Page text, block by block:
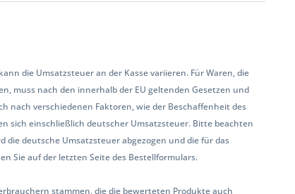
die Umsatzsteuer an der Kasse variieren. Für Waren, die
muss nach den innerhalb der EU geltenden Gesetzen und
nach verschiedenen Faktoren, wie der Beschaffenheit des
sich einschließlich deutscher Umsatzsteuer. Bitte beachten
die deutsche Umsatzsteuer abgezogen und die für das
Sie auf der letzten Seite des Bestellformulars.
stammen, die die bewerteten Produkte auch